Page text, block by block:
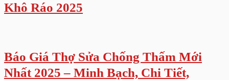
Khô Ráo 2025
Báo Giá Thợ Sửa Chống Thấm Mới
Nhất 2025 – Minh Bạch, Chi Tiết,